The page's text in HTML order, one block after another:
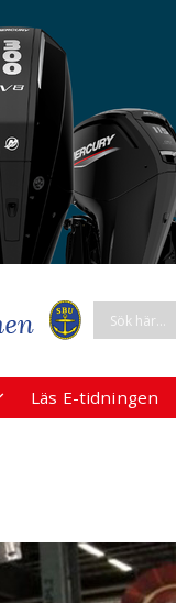
Läs E-tidningen